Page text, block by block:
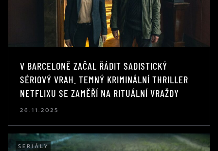
V BARCELONĚ ZAČAL ŘÁDIT SADISTICKÝ
SÉRIOVÝ VRAH. TEMNÝ KRIMINÁLNÍ THRILLER
NETFLIXU SE ZAMĚŘÍ NA RITUÁLNÍ VRAŽDY
26.11.2025
SERIÁLY